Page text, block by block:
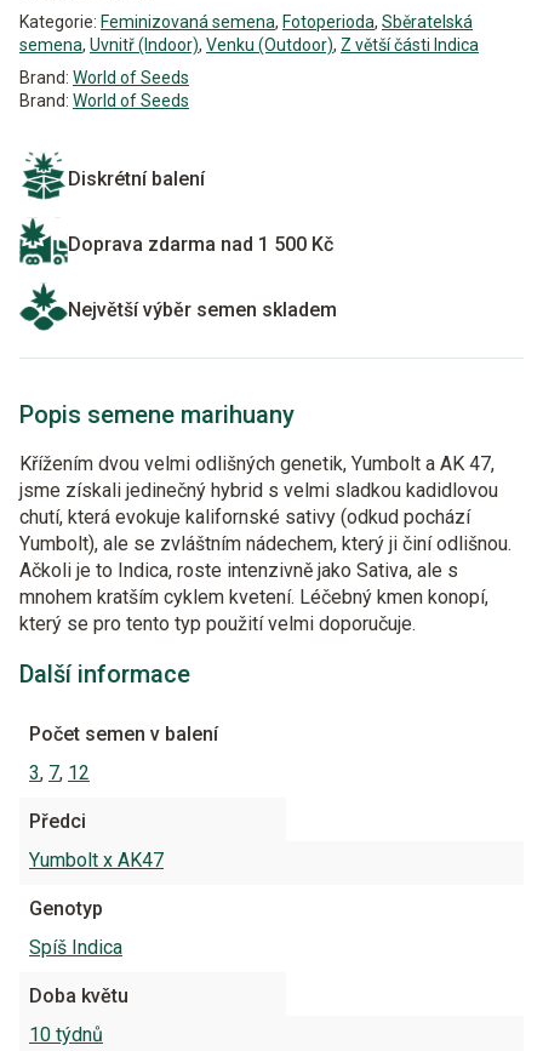
Kategorie: Feminizovaná semena, Fotoperioda, Sběratelská
semena, Uvnitř (Indoor), Venku (Outdoor), Z větší části Indica
Brand: World of Seeds
Brand: World of Seeds
Diskrétní balení
Doprava zdarma nad 1 500 Kč
Největší výběr semen skladem
Popis semene marihuany
Křížením dvou velmi odlišných genetik, Yumbolt a AK 47,
jsme získali jedinečný hybrid s velmi sladkou kadidlovou
chutí, která evokuje kalifornské sativy (odkud pochází
Yumbolt), ale se zvláštním nádechem, který ji činí odlišnou.
Ačkoli je to Indica, roste intenzivně jako Sativa, ale s
mnohem kratším cyklem kvetení. Léčebný kmen konopí,
který se pro tento typ použití velmi doporučuje.
Další informace
Počet semen v balení
3, 7, 12
Předci
Yumbolt x AK47
Genotyp
Spíš Indica
Doba květu
10 týdnů